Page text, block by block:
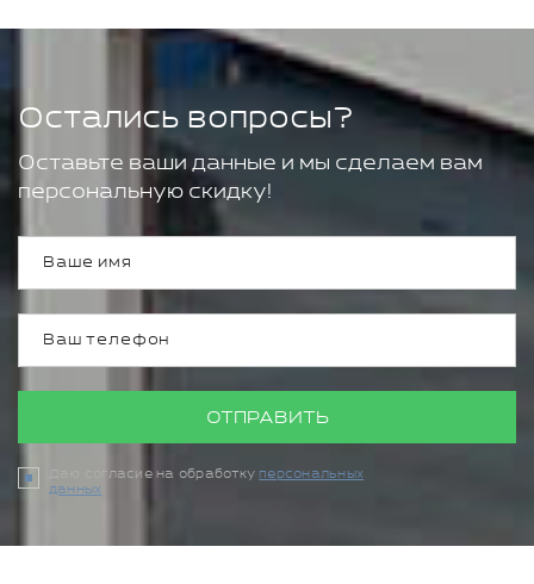
Остались вопросы?
Оставьте ваши данные и мы сделаем вам
персональную скидку!
ОТПРАВИТЬ
Даю согласие на обработку персональных
данных